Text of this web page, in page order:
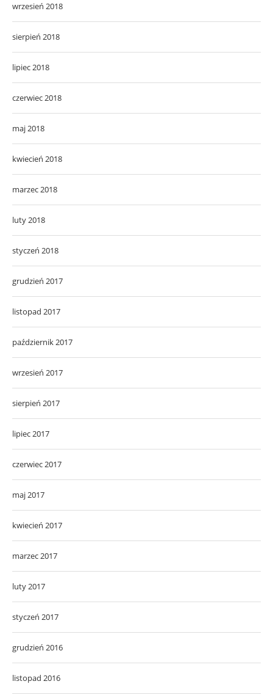
wrzesień 2018
sierpień 2018
lipiec 2018
czerwiec 2018
maj 2018
kwiecień 2018
marzec 2018
luty 2018
styczeń 2018
grudzień 2017
listopad 2017
październik 2017
wrzesień 2017
sierpień 2017
lipiec 2017
czerwiec 2017
maj 2017
kwiecień 2017
marzec 2017
luty 2017
styczeń 2017
grudzień 2016
listopad 2016